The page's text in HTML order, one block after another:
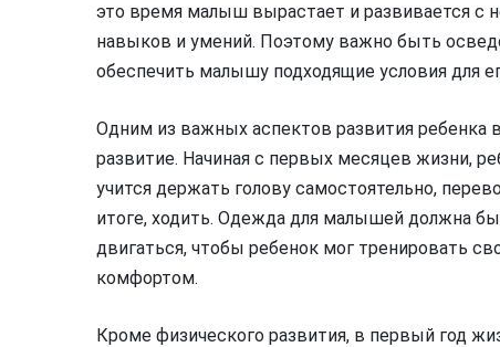
это время малыш вырастает и развивается с
навыков и умений. Поэтому важно быть
обеспечить малышу подходящие условия для
Одним из важных аспектов развития ребенка
развитие. Начиная с первых месяцев жизни,
учится держать голову самостоятельно,
итоге, ходить. Одежда для малышей должна
двигаться, чтобы ребенок мог тренировать
комфортом.
Кроме физического развития, в первый год